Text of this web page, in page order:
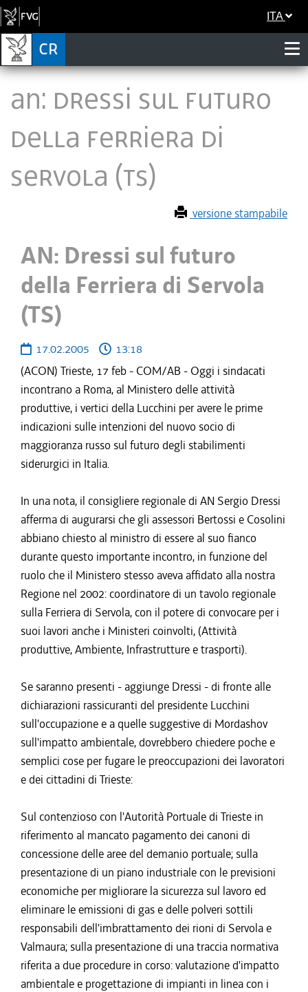
ITA
AN: Dressi sul futuro
della Ferriera di
Servola (TS)
versione stampabile
AN: Dressi sul futuro
della Ferriera di Servola
(TS)
17.02.2005
13:18
(ACON) Trieste, 17 feb - COM/AB - Oggi i sindacati
incontrano a Roma, al Ministero delle attività
produttive, i vertici della Lucchini per avere le prime
indicazioni sulle intenzioni del nuovo socio di
maggioranza russo sul futuro degli stabilimenti
siderurgici in Italia.
In una nota, il consigliere regionale di AN Sergio Dressi
afferma di augurarsi che gli assessori Bertossi e Cosolini
abbiano chiesto al ministro di essere al suo fianco
durante questo importante incontro, in funzione del
ruolo che il Ministero stesso aveva affidato alla nostra
Regione nel 2002: coordinatore di un tavolo regionale
sulla Ferriera di Servola, con il potere di convocare per i
suoi lavori anche i Ministeri coinvolti, (Attività
produttive, Ambiente, Infrastrutture e trasporti).
Se saranno presenti - aggiunge Dressi - di fronte alle
dichiarazioni rassicuranti del presidente Lucchini
sull'occupazione e a quelle suggestive di Mordashov
sull'impatto ambientale, dovrebbero chiedere poche e
semplici cose per fugare le preoccupazioni dei lavoratori
e dei cittadini di Trieste:
Sul contenzioso con l'Autorità Portuale di Trieste in
riferimento al mancato pagamento dei canoni di
concessione delle aree del demanio portuale; sulla
presentazione di un piano industriale con le previsioni
economiche per migliorare la sicurezza sul lavoro ed
eliminare le emissioni di gas e delle polveri sottili
responsabili dell'imbrattamento dei rioni di Servola e
Valmaura; sulla presentazione di una traccia normativa
riferita a due procedure in corso: valutazione d'impatto
ambientale e progettazione di impianti in linea con i